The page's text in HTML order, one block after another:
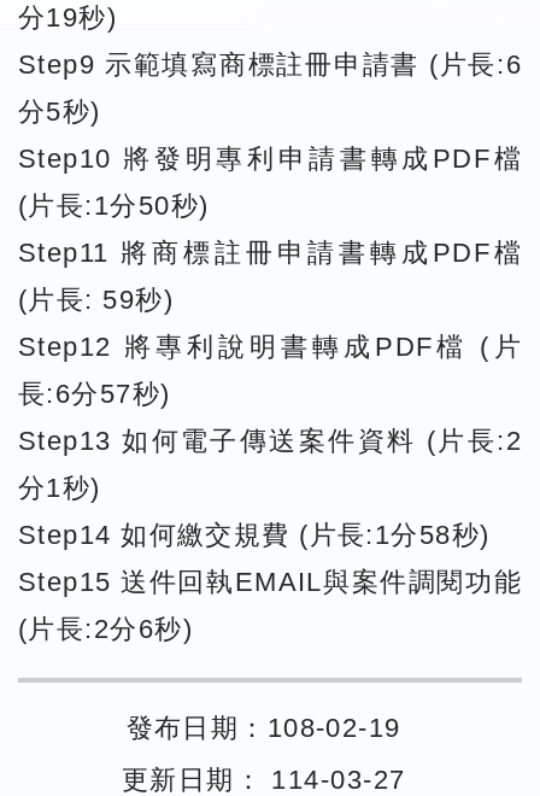
分19秒)
Step9 示範填寫商標註冊申請書 (片長:6
分5秒)
Step10 將發明專利申請書轉成PDF檔
(片長:1分50秒)
Step11 將商標註冊申請書轉成PDF檔
(片長: 59秒)
Step12 將專利說明書轉成PDF檔 (片
長:6分57秒)
Step13 如何電子傳送案件資料 (片長:2
分1秒)
Step14 如何繳交規費 (片長:1分58秒)
Step15 送件回執EMAIL與案件調閱功能
(片長:2分6秒)
發布日期：108-02-19
更新日期： 114-03-27